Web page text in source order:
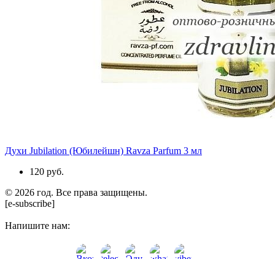
Духи Jubilation (Юбилейшн) Ravza Parfum 3 мл
120 руб.
© 2026 год. Все права защищены.
[e-subscribe]
Напишите нам: